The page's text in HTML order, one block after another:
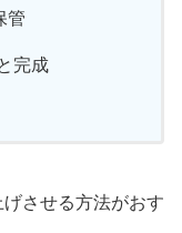
管
完成
させる方法がおす